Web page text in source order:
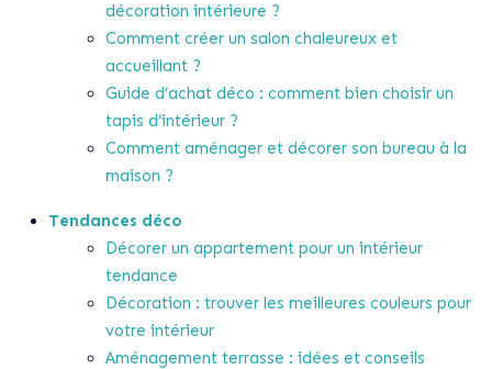
décoration intérieure ?
Comment créer un salon chaleureux et
accueillant ?
Guide d’achat déco : comment bien choisir un
tapis d’intérieur ?
Comment aménager et décorer son bureau à la
maison ?
Tendances déco
Décorer un appartement pour un intérieur
tendance
Décoration : trouver les meilleures couleurs pour
votre intérieur
Aménagement terrasse : idées et conseils